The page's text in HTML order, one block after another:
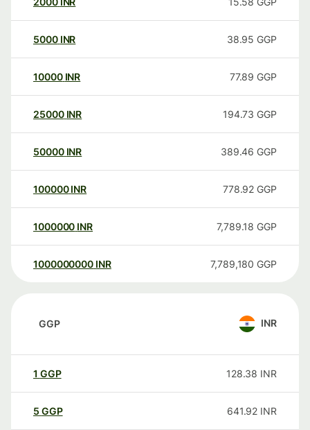
5000 INR 38.95 GGP
10000 INR 77.89 GGP
25000 INR 194.73 GGP
50000 INR 389.46 GGP
100000 INR 778.92 GGP
1000000 INR 7,789.18 GGP
1000000000 INR 7,789,180 GGP
GGP INR
1 GGP 128.38 INR
5 GGP 641.92 INR